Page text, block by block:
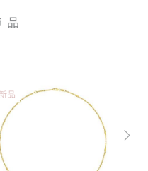
新品